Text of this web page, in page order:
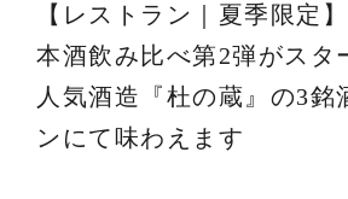
【レストラン｜夏季限定
本酒飲み比べ第2弾がスタ
人気酒造『杜の蔵』の3銘
ンにて味わえます